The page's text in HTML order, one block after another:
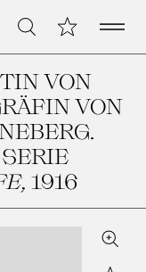
Suche Meine Open
VON
VON
, 1916
Zoom